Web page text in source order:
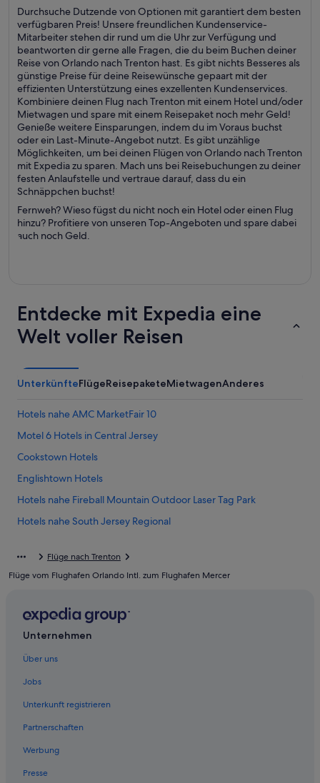
Durchsuche Dutzende von Optionen mit garantiert dem besten
verfügbaren Preis! Unsere freundlichen Kundenservice-
Mitarbeiter stehen dir rund um die Uhr zur Verfügung und
beantworten dir gerne alle Fragen, die du beim Buchen deiner
Reise von Orlando nach Trenton hast. Es gibt nichts Besseres als
günstige Preise für deine Reisewünsche gepaart mit der
effizienten Unterstützung eines exzellenten Kundenservices.
Kombiniere deinen Flug nach Trenton mit einem Hotel und/oder
Mietwagen und spare mit einem Reisepaket noch mehr Geld!
Genieße weitere Einsparungen, indem du im Voraus buchst
oder ein Last-Minute-Angebot nutzt. Es gibt unzählige
Möglichkeiten, um bei deinen Flügen von Orlando nach Trenton
mit Expedia zu sparen. Mach uns bei Reisebuchungen zu deiner
festen Anlaufstelle und vertraue darauf, dass du ein
Schnäppchen buchst!
Fernweh? Wieso fügst du nicht noch ein Hotel oder einen Flug
hinzu? Profitiere von unseren Top-Angeboten und spare dabei
auch noch Geld.
Entdecke mit Expedia eine
Welt voller Reisen
UnterkünfteFlügeReisepaketeMietwagenAnderes
Hotels nahe AMC MarketFair 10
Motel 6 Hotels in Central Jersey
Cookstown Hotels
Englishtown Hotels
Hotels nahe Fireball Mountain Outdoor Laser Tag Park
Hotels nahe South Jersey Regional
Mount Laurel Hotels
Pennington Hotels
Hotels nahe The Estate at Farrington Lake
Trenton Hotels
Flüge nach Trenton
Flüge vom Flughafen Orlando Intl. zum Flughafen Mercer
Unternehmen
Über uns
Jobs
Unterkunft registrieren
Partnerschaften
Werbung
Presse